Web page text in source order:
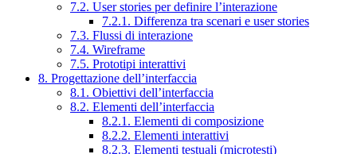
7.2. User stories per definire l’interazione
7.2.1. Differenza tra scenari e user stories
7.3. Flussi di interazione
7.4. Wireframe
7.5. Prototipi interattivi
8. Progettazione dell’interfaccia
8.1. Obiettivi dell’interfaccia
8.2. Elementi dell’interfaccia
8.2.1. Elementi di composizione
8.2.2. Elementi interattivi
8.2.3. Elementi testuali (microtesti)